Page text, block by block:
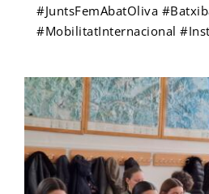
#JuntsFemAbatOliva
#MobilitatInternacional